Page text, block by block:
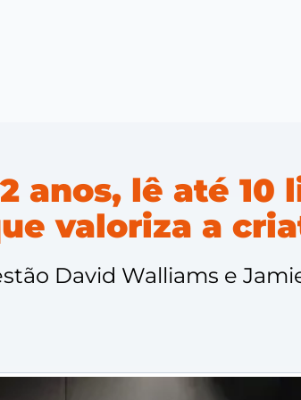
anos, lê até 10
valoriza a
David Walliams e